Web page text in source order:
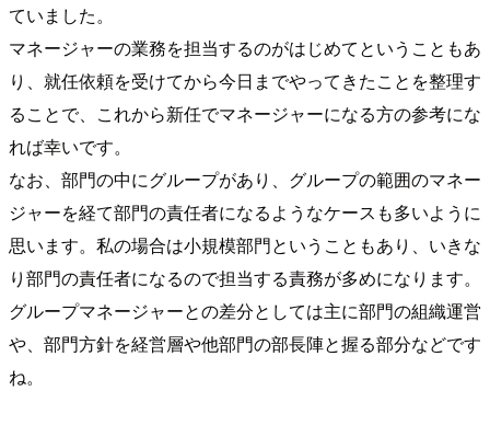
ていました。
マネージャーの業務を担当するのがはじめてということもあ
り、就任依頼を受けてから今日までやってきたことを整理す
ることで、これから新任でマネージャーになる方の参考にな
れば幸いです。
なお、部門の中にグループがあり、グループの範囲のマネー
ジャーを経て部門の責任者になるようなケースも多いように
思います。私の場合は小規模部門ということもあり、いきな
り部門の責任者になるので担当する責務が多めになります。
グループマネージャーとの差分としては主に部門の組織運営
や、部門方針を経営層や他部門の部長陣と握る部分などです
ね。